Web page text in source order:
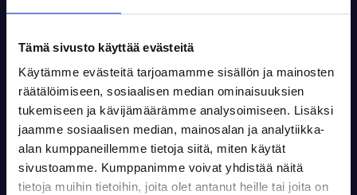
Tämä sivusto käyttää evästeitä
Käytämme evästeitä tarjoamamme sisällön ja mainosten
räätälöimiseen, sosiaalisen median ominaisuuksien
tukemiseen ja kävijämäärämme analysoimiseen. Lisäksi
jaamme sosiaalisen median, mainosalan ja analytiikka-
alan kumppaneillemme tietoja siitä, miten käytät
sivustoamme. Kumppanimme voivat yhdistää näitä
tietoja muihin tietoihin, joita olet antanut heille tai joita on